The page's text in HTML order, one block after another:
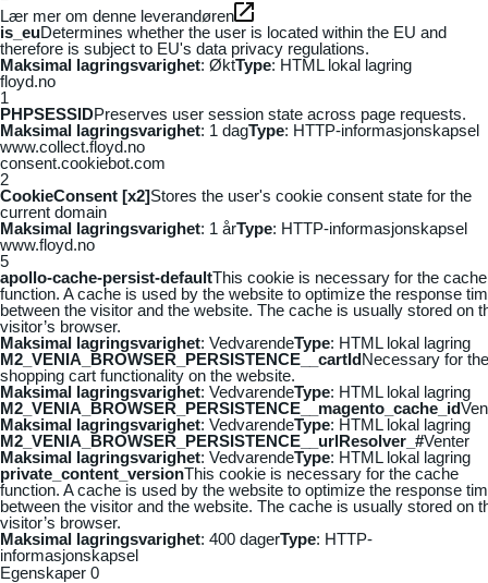
Lær mer om denne leverandøren
is_euDetermines whether the user is located within the EU and
therefore is subject to EU's data privacy regulations.
Maksimal lagringsvarighet: ØktType: HTML lokal lagring
floyd.no
1
PHPSESSIDPreserves user session state across page requests.
Maksimal lagringsvarighet: 1 dagType: HTTP-informasjonskapsel
www.collect.floyd.no
consent.cookiebot.com
2
CookieConsent [x2]Stores the user's cookie consent state for the
current domain
Maksimal lagringsvarighet: 1 årType: HTTP-informasjonskapsel
www.floyd.no
5
apollo-cache-persist-defaultThis cookie is necessary for the cache
function. A cache is used by the website to optimize the response
between the visitor and the website. The cache is usually stored on
visitor’s browser.
Maksimal lagringsvarighet: VedvarendeType: HTML lokal lagring
M2_VENIA_BROWSER_PERSISTENCE__cartIdNecessary for the
shopping cart functionality on the website.
Maksimal lagringsvarighet: VedvarendeType: HTML lokal lagring
M2_VENIA_BROWSER_PERSISTENCE__magento_cache_id
Maksimal lagringsvarighet: VedvarendeType: HTML lokal lagring
M2_VENIA_BROWSER_PERSISTENCE__urlResolver_#Venter
Maksimal lagringsvarighet: VedvarendeType: HTML lokal lagring
private_content_versionThis cookie is necessary for the cache
function. A cache is used by the website to optimize the response
between the visitor and the website. The cache is usually stored on
visitor’s browser.
Maksimal lagringsvarighet: 400 dagerType: HTTP-
informasjonskapsel
Egenskaper 0